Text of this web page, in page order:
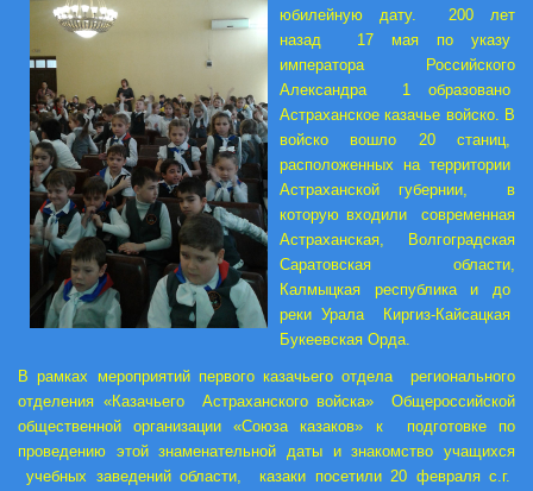
юбилейную дату. 200 лет
назад 17 мая по указу
императора Российского
Александра 1 образовано
Астраханское казачье войско. В
войско вошло 20 станиц,
расположенных на территории
Астраханской губернии, в
которую входили современная
Астраханская, Волгоградская
Саратовская области,
Калмыцкая республика и до
реки Урала Киргиз-Кайсацкая
Букеевская Орда.
В рамках мероприятий первого казачьего отдела регионального
отделения «Казачьего Астраханского войска» Общероссийской
общественной организации «Союза казаков» к подготовке по
проведению этой знаменательной даты и знакомство учащихся
учебных заведений области, казаки посетили 20 февраля с.г.